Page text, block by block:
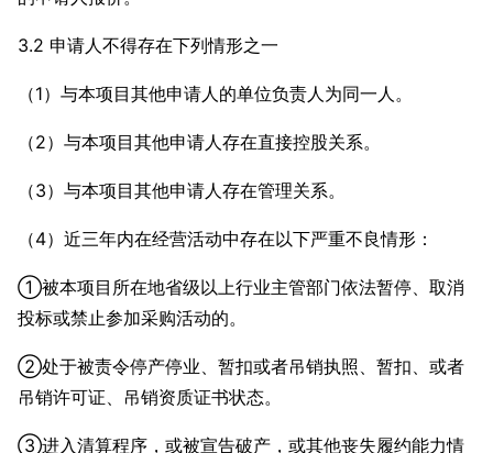
3.2 申请人不得存在下列情形之一
（1）与本项目其他申请人的单位负责人为同一人。
（2）与本项目其他申请人存在直接控股关系。
（3）与本项目其他申请人存在管理关系。
（4）近三年内在经营活动中存在以下严重不良情形：
①被本项目所在地省级以上行业主管部门依法暂停、取消
投标或禁止参加采购活动的。
②处于被责令停产停业、暂扣或者吊销执照、暂扣、或者
吊销许可证、吊销资质证书状态。
③进入清算程序，或被宣告破产，或其他丧失履约能力情